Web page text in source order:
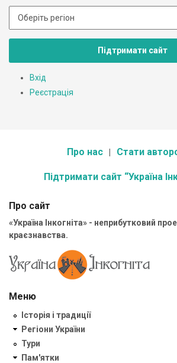
Підтримати сайт
Вхід
Реєстрація
Про нас Стати
Підтримати сайт “Україна
Про сайт
«Україна Інкогніта» - неприбутковий
краєзнавства.
Меню
Історія і традиції
Регіони України
Тури
Пам'ятки